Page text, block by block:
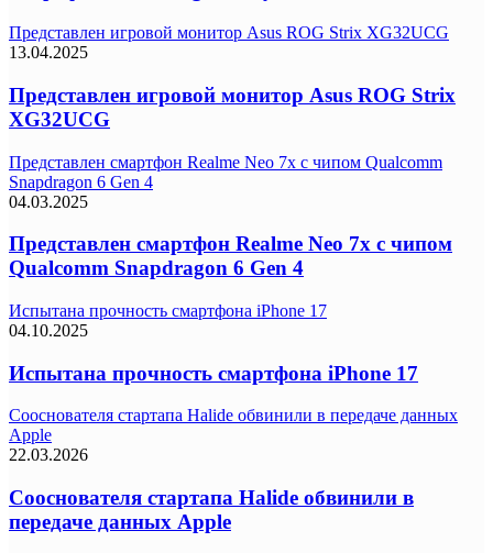
Представлен игровой монитор Asus ROG Strix XG32UCG
13.04.2025
Представлен игровой монитор Asus ROG Strix
XG32UCG
Представлен смартфон Realme Neo 7x с чипом Qualcomm
Snapdragon 6 Gen 4
04.03.2025
Представлен смартфон Realme Neo 7x с чипом
Qualcomm Snapdragon 6 Gen 4
Испытана прочность смартфона iPhone 17
04.10.2025
Испытана прочность смартфона iPhone 17
Сооснователя стартапа Halide обвинили в передаче данных
Apple
22.03.2026
Сооснователя стартапа Halide обвинили в
передаче данных Apple